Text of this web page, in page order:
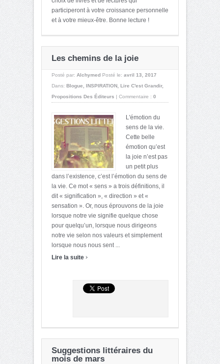
participeront à votre croissance personnelle
et à votre mieux-être. Bonne lecture !
Les chemins de la joie
Posté par: Alchymed Posté le: avril 13, 2017
Dans: Blogue INSPIRATION Lire C'est Grandir,
Propositions Des Éditeurs | Commentaire : 0
L'émotion du
sens de la vie.
Cette belle
émotion qu’est
la joie n’est pas
un petit plus
dans l’existence, c’est l’émotion du sens de
la vie. Ce mot « sens » a trois définitions, il
dit « signification », « direction » et «
sensation ». Or, nous éprouvons de la joie
lorsque notre vie signifie quelque chose
pour quelqu’un, lorsque nous dirigeons
notre vie selon nos valeurs et simplement
lorsque nous nous sent ...
Lire la suite ›
Suggestions littéraires du
mois de mars